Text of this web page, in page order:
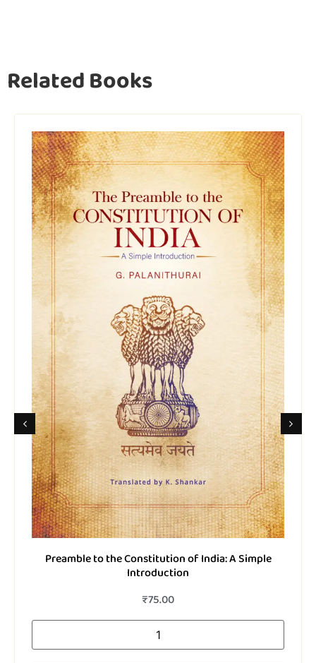
Related Books
Preamble to the Constitution of India: A Simple
Introduction
₹75.00